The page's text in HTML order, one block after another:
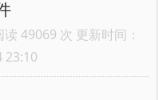
49069 次 更新时间：
23:10